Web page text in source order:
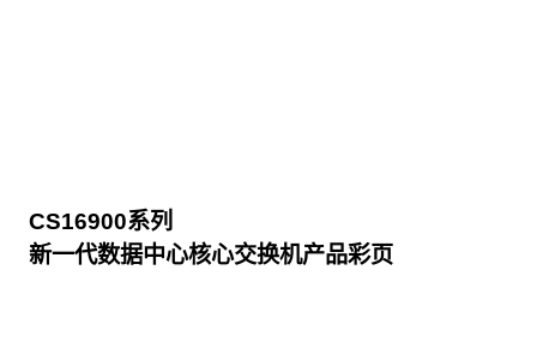
CS16900系列
新一代数据中心核心交换机产品彩页